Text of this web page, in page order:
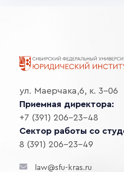
ул. Маерчака,6, к. 3-06
Приемная директора:
+7 (391) 206-23-48
Сектор работы со
8 (391) 206-23-49
law@sfu-kras.ru